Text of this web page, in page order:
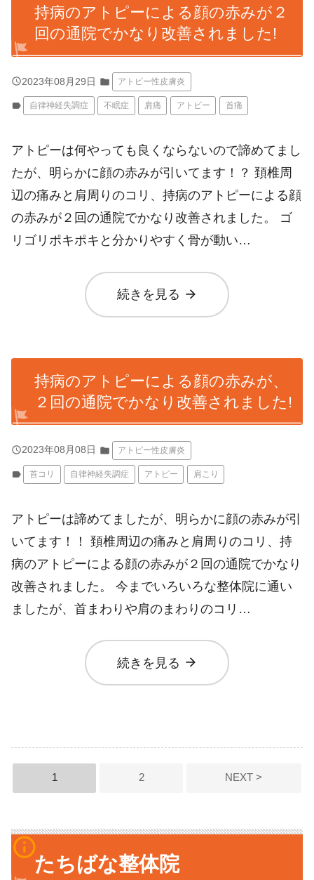
持病のアトピーによる顔の赤みが２
回の通院でかなり改善されました!
query_builder2023年08月29日 folder アトピー性皮膚炎
label 自律神経失調症 不眠症 肩痛 アトピー 首痛
アトピーは何やっても良くならないので諦めてまし
たが、明らかに顔の赤みが引いてます！？ 頚椎周
辺の痛みと肩周りのコリ、持病のアトピーによる顔
の赤みが２回の通院でかなり改善されました。 ゴ
リゴリポキポキと分かりやすく骨が動い…
続きを見る arrow_forward
持病のアトピーによる顔の赤みが、
２回の通院でかなり改善されました!
query_builder2023年08月08日 folder アトピー性皮膚炎
label 首コリ 自律神経失調症 アトピー 肩こり
アトピーは諦めてましたが、明らかに顔の赤みが引
いてます！！ 頚椎周辺の痛みと肩周りのコリ、持
病のアトピーによる顔の赤みが２回の通院でかなり
改善されました。 今までいろいろな整体院に通い
ましたが、首まわりや肩のまわりのコリ…
続きを見る arrow_forward
投稿のページ送り
1 2 NEXT >
info_outline
たちばな整体院